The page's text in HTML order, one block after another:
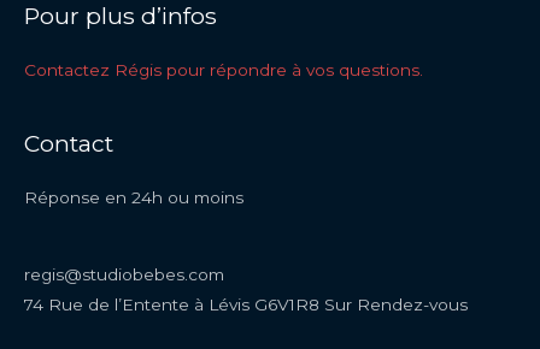
Pour plus d’infos
Contactez Régis pour répondre à vos questions.
Contact
Réponse en 24h ou moins
regis@studiobebes.com
74 Rue de l’Entente à Lévis G6V1R8 Sur Rendez-vous